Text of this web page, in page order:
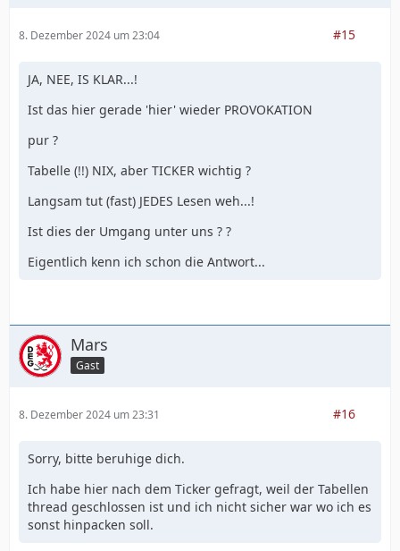
8. Dezember 2024 um 23:04 #15
JA, NEE, IS KLAR...!
Ist das hier gerade 'hier' wieder PROVOKATION
pur ?
Tabelle (!!) NIX, aber TICKER wichtig ?
Langsam tut (fast) JEDES Lesen weh...!
Ist dies der Umgang unter uns ? ?
Eigentlich kenn ich schon die Antwort...
Mars
Gast
8. Dezember 2024 um 23:31 #16
Sorry, bitte beruhige dich.
Ich habe hier nach dem Ticker gefragt, weil der Tabellen
thread geschlossen ist und ich nicht sicher war wo ich es
sonst hinpacken soll.